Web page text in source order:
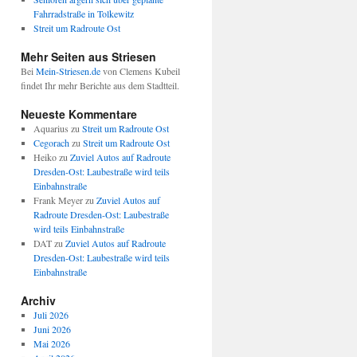
Fahrradstraße in Tolkewitz
Streit um Radroute Ost
Mehr Seiten aus Striesen
Bei Mein-Striesen.devon Clemens Kubeil
findet Ihr mehr Berichte aus dem Stadtteil.
Neueste Kommentare
Aquarius zu Streit um Radroute Ost
Cegorachzu Streit um Radroute Ost
Heikozu Zuviel Autos auf Radroute
Dresden-Ost: Laubestraße wird teils
Einbahnstraße
Frank Meyerzu Zuviel Autos auf
Radroute Dresden-Ost: Laubestraße
wird teils Einbahnstraße
DATzu Zuviel Autos auf Radroute
Dresden-Ost: Laubestraße wird teils
Einbahnstraße
Archiv
Juli 2026
Juni 2026
Mai 2026